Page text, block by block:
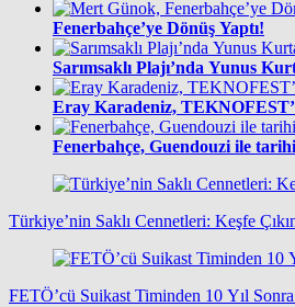
Fenerbahçe’ye Dönüş Yaptı!
Sarımsaklı Plajı’nda Yunus
Eray Karadeniz,
Fenerbahçe, Guendouzi ile
Türkiye’nin Saklı Cennetleri: Keşfe
FETÖ’cü Suikast Timinden 10 Yıl